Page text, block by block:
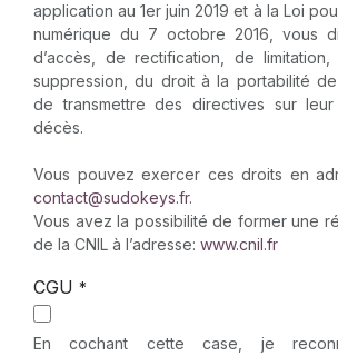
application au 1er juin 2019 et à la Loi
numérique du 7 octobre 2016, vous
d’accès, de rectification, de limitation,
suppression, du droit à la portabilité
de transmettre des directives sur
décès.
Vous pouvez exercer ces droits en
contact@sudokeys.fr.
Vous avez la possibilité de former une
de la CNIL à l’adresse: www.cnil.fr
CGU *
En cochant cette case, je